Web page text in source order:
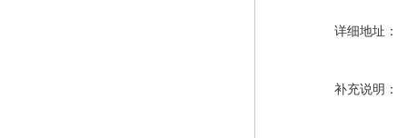
详细地址：
补充说明：